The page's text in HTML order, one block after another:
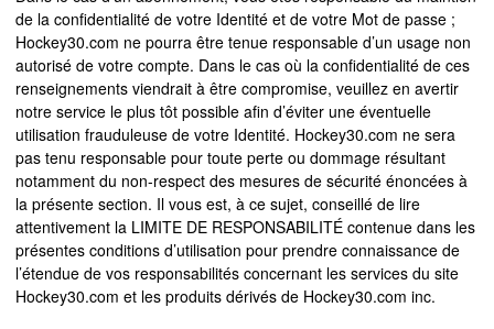
de la confidentialité de votre Identité et de votre Mot de passe ;
Hockey30.com ne pourra être tenue responsable d’un usage non
autorisé de votre compte. Dans le cas où la confidentialité de ces
renseignements viendrait à être compromise, veuillez en avertir
notre service le plus tôt possible afin d’éviter une éventuelle
utilisation frauduleuse de votre Identité. Hockey30.com ne sera
pas tenu responsable pour toute perte ou dommage résultant
notamment du non-respect des mesures de sécurité énoncées à
la présente section. Il vous est, à ce sujet, conseillé de lire
attentivement la LIMITE DE RESPONSABILITÉ contenue dans les
présentes conditions d’utilisation pour prendre connaissance de
l’étendue de vos responsabilités concernant les services du site
Hockey30.com et les produits dérivés de Hockey30.com inc.